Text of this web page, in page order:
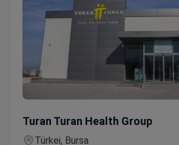
Turan Turan Health Group
Türkei, Bursa